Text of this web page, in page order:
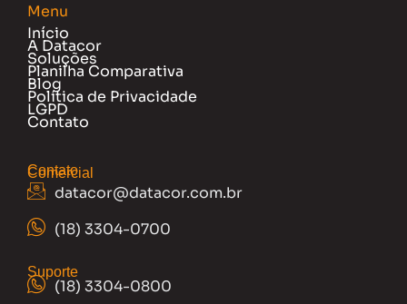
Menu
Início
A Datacor
Soluções
Planilha Comparativa
Blog
Política de Privacidade
LGPD
Contato
Contato
Comercial
datacor@datacor.com.br
(18) 3304-0700
Suporte
(18) 3304-0800